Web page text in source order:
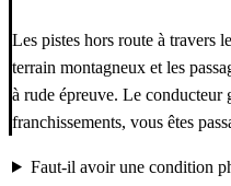
Les pistes hors route à travers
terrain montagneux et les
à rude épreuve. Le conducteur
franchissements, vous êtes
Faut-il avoir une condition